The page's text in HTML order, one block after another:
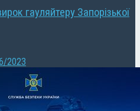
гауляйтеру Запорізької
2023